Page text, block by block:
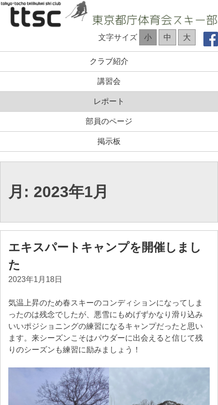
コ
ツ
プ
文字サイズ 小 中 大
クラブ紹介
講習会
レポート
部員のページ
掲示板
月: 2023年1月
エキスパートキャンプを開催しまし
た
2023年1月18日
気温上昇のため春スキーのコンディションになってしま
ったのは残念でしたが、悪雪にもめげずかなり滑り込み
いいポジショニングの練習になるキャンプだったと思い
ます。来シーズンこそはパウダーに出会えると信じて残
りのシーズンも練習に励みましょう！